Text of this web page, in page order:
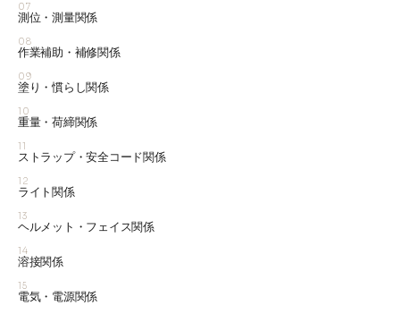
07
測位・測量関係
08
作業補助・補修関係
09
塗り・慣らし関係
10
重量・荷締関係
11
ストラップ・安全コード関係
12
ライト関係
13
ヘルメット・フェイス関係
14
溶接関係
15
電気・電源関係